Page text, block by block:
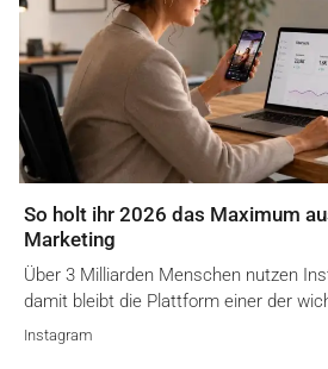
So holt ihr 2026 das Maximum
Marketing
Über 3 Milliarden Menschen nutzen
damit bleibt die Plattform einer der
Instagram